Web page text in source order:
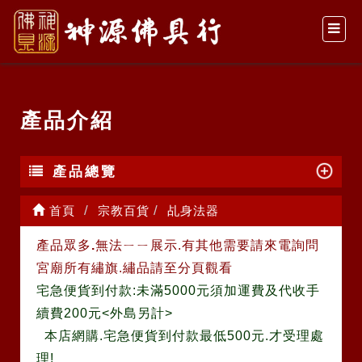
產品介紹
產品總覽
首頁 宗教百貨 乩身法器
產品眾多.無法ㄧㄧ展示.有其他需要請來電詢問
宮廟所有繡旗.繡品請至分頁觀看
宅急便貨到付款:未滿5000元須加運費及代收手
續費200元<外島另計>
本店網購.宅急便貨到付款最低500元.才受理處
理!